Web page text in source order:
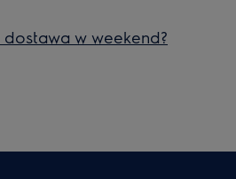
w weekend?